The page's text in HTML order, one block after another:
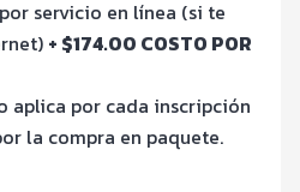
servicio en línea (si te
+ $174.00 COSTO POR
aplica por cada inscripción
la compra en paquete.